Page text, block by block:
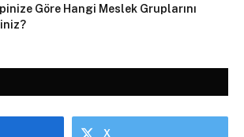
Göre Hangi Meslek Gruplarını
X